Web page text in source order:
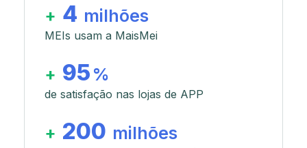
+ 4 milhões
MEIs usam a MaisMei
+ 95 %
de satisfação nas lojas de APP
+ 200 milhões